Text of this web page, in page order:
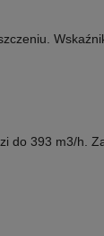
do 393 m3/h.